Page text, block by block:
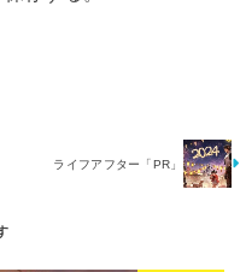
ライフアフター「PR」